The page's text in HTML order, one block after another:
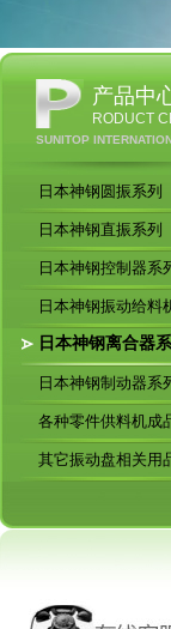
产品中
RODUCT
SUNITOP
日本神钢圆振系列
日本神钢直振系列
日本神钢控制器系
日本神钢振动给料
日本神钢离合器
日本神钢制动器系
各种零件供料机成
其它振动盘相关用